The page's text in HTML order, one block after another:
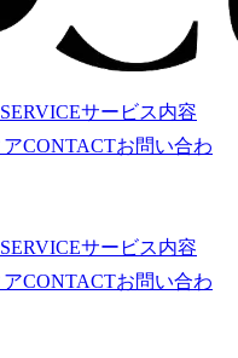
SERVICEサービス内容
アCONTACTお問い合わ
SERVICEサービス内容
アCONTACTお問い合わ